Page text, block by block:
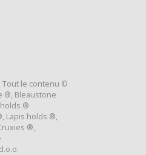
Tout le contenu ©
®, Bleaustone
®
Lapis holds ®,
®,